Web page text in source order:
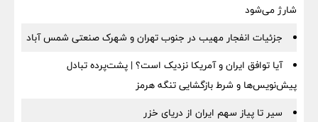
شارژ می‌شود
جزئیات انفجار مهیب در جنوب تهران و شهرک صنعتی شمس آباد
آیا توافق ایران و آمریکا نزدیک است؟ | پشت‌پرده تبادل
پیش‌نویس‌ها و شرط بازگشایی تنگه هرمز
سیر تا پیاز سهم ایران از دریای خزر